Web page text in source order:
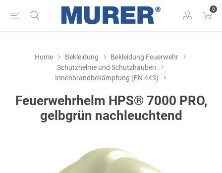
0
Home Bekleidung
Bekleidung Feuerwehr
Schutzhelme und Schutzhauben
Innenbrandbekämpfung (EN 443)
Feuerwehrhelm HPS® 7000 PRO,
gelbgrün nachleuchtend